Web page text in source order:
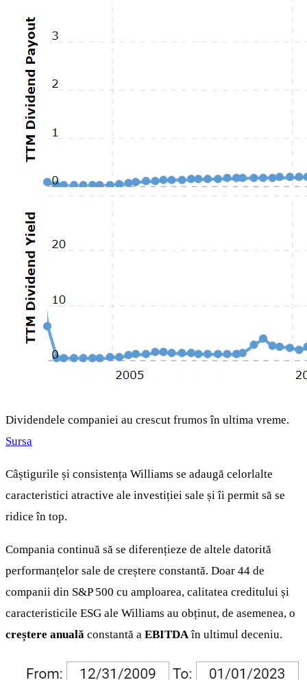
Dividendele companiei au crescut frumos în ultima vreme.
Sursa
Câștigurile și consistența Williams se adaugă celorlalte
caracteristici atractive ale investiției sale și îi permit să se
ridice în top.
Compania continuă să se diferențieze de altele datorită
performanțelor sale de creștere constantă. Doar 44 de
companii din S&P 500 cu amploarea, calitatea creditului și
caracteristicile ESG ale Williams au obținut, de asemenea, o
creștere anuală constantă a EBITDAîn ultimul deceniu.